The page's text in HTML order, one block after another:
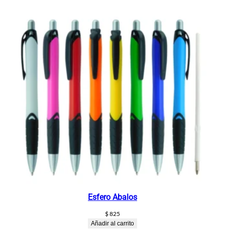
Esfero Abalos
$825
Añadir al carrito